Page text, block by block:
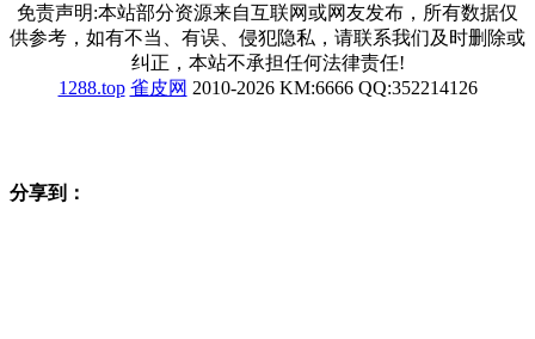
免责声明:本站部分资源来自互联网或网友发布，所有数据仅
供参考，如有不当、有误、侵犯隐私，请联系我们及时删除或
纠正，本站不承担任何法律责任!
1288.top 雀皮网 2010-2026 KM:6666 QQ:352214126
分享到：